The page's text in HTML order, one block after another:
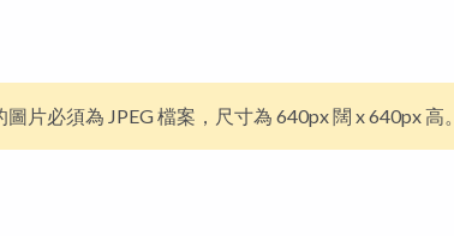
片必須為 JPEG 檔案，尺寸為 640px 闊 x 640px 高。